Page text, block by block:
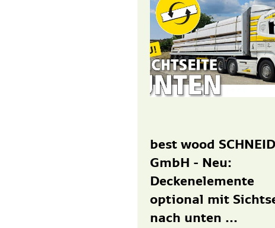
best wood
GmbH - Neu:
Deckenelemente
optional mit
nach unten ...